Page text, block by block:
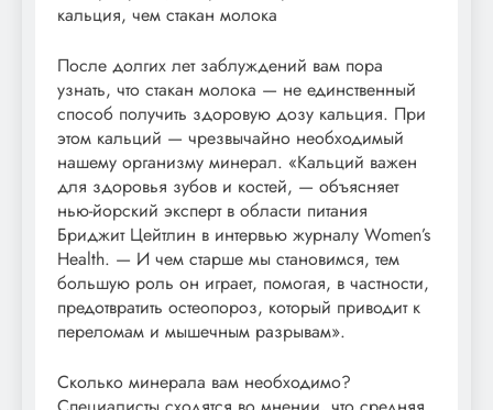
После долгих лет заблуждений вам пора
узнать, что стакан молока — не единственный
способ получить здоровую дозу кальция. При
этом кальций — чрезвычайно необходимый
нашему организму минерал. «Кальций важен
для здоровья зубов и костей, — объясняет
нью-йорский эксперт в области питания
Бриджит Цейтлин в интервью журналу Women’s
Health. — И чем старше мы становимся, тем
большую роль он играет, помогая, в частности,
предотвратить остеопороз, который приводит к
переломам и мышечным разрывам».
Сколько минерала вам необходимо?